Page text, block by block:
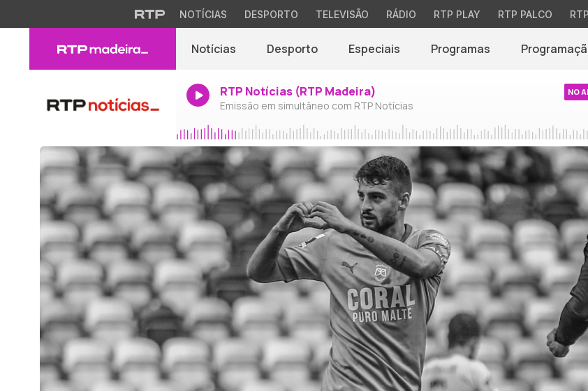
NOTÍCIAS DESPORTO TELEVISÃO RÁDIO RTP PLAY RTP PALCO
Notícias Desporto Especiais Programas
RTP Notícias (RTP Madeira)
Emissão em simultâneo com RTP Notícias
NO